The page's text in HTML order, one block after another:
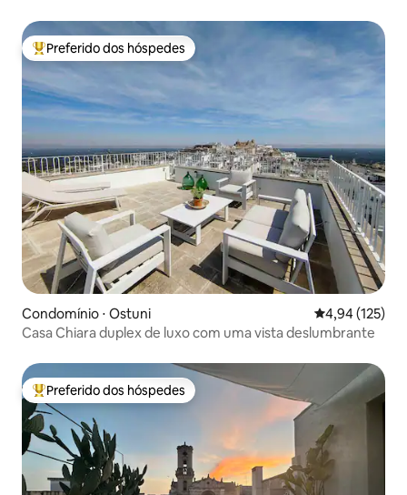
Entre os melhores preferidos dos hóspedes
Preferido dos hóspedes
Condomínio ⋅ Ostuni 4,94 de uma
4,94 (125)
Casa Chiara duplex de luxo com uma vista deslumbrante
Entre os melhores preferidos dos hóspedes
Preferido dos hóspedes